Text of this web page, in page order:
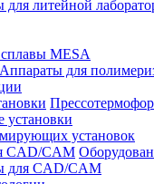
литейной
MESA
Аппараты для
установок
CAD/CAM
для CAD/CAM